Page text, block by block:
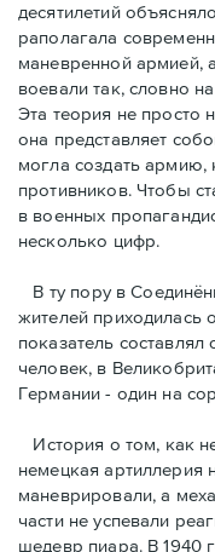
десятилетий
раполагала
маневренной армией,
воевали так, словно
Эта теория не просто
она представляет
могла создать
противников. Чтобы
в военных
несколько цифр.
В ту пору в
жителей приходилась
показатель
человек, в
Германии - один на
История о том, как
немeцкая артиллерия
маневрировали, а
части не успевали
шедевр пиара. В 1940